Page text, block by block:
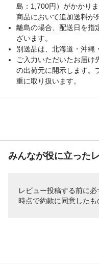
島：1,700円）がかかり
商品において追加送料が
離島の場合、配送日を指
ざいます。
別送品は、北海道・沖縄
ご入力いただいたお届け
の出荷元に開示します。
重に取り扱います。
みんなが役に立った
レビュー投稿する前に必
時点で約款に同意したも